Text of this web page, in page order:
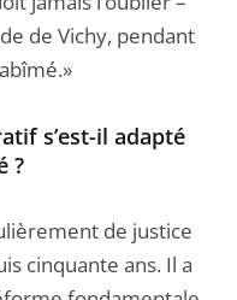
de Vichy, pendant
s’est-il adapté
?
de justice
cinquante ans. Il a